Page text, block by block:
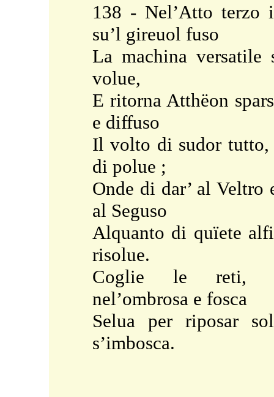
138 - Nel’Atto terzo
su’l gireuol fuso
La machina versatile
volue,
E ritorna Atthëon
e diffuso
Il volto di sudor tutto,
di polue ;
Onde di dar’ al Veltro
al Seguso
Alquanto di quïete
risolue.
Coglie le reti,
nel’ombrosa e fosca
Selua per riposar
s’imbosca.